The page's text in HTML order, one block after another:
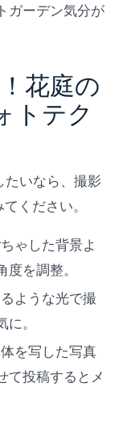
ガーデン気分が
花庭の
トテク
いなら、撮影
ください。
ゃした背景よ
を調整。
ような光で撮
。
を写した写真
て投稿するとメ